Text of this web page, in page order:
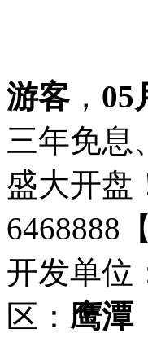
游客， 05
三年免息
盛大开盘
6468888
开发单位
区： 鹰潭